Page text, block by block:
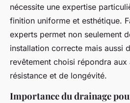
nécessite une expertise
finition uniforme et esthétique.
experts permet non seulement
installation correcte mais aussi
revêtement choisi répondra aux
résistance et de longévité.
Importance du drainage